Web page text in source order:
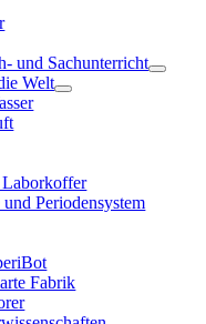
und Sachunterricht
Welt
Laborkoffer
Periodensystem
Fabrik